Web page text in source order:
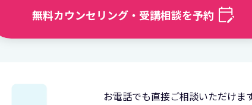
無料カウンセリング・ 受講相談を予約
お電話でも直接ご相談いただけます